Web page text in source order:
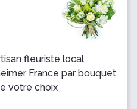
fleuriste local
France par bouquet
votre choix